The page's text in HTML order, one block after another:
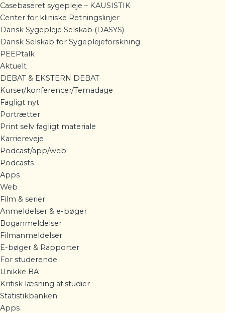
Casebaseret sygepleje – KAUSISTIK
Center for kliniske Retningslinjer
Dansk Sygepleje Selskab (DASYS)
Dansk Selskab for Sygeplejeforskning
PEEPtalk
Aktuelt
DEBAT & EKSTERN DEBAT
Kurser/konferencer/Temadage
Fagligt nyt
Portrætter
Print selv fagligt materiale
Karriereveje
Podcast/app/web
Podcasts
Apps
Web
Film & serier
Anmeldelser & e-bøger
Boganmeldelser
Filmanmeldelser
E-bøger & Rapporter
For studerende
Unikke BA
Kritisk læsning af studier
Statistikbanken
Apps